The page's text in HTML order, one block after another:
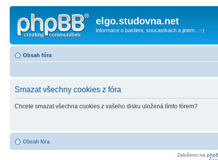
elgo.studovna.net
informace o bastleni, soucastkach a jinem...:-)
Obsah fóra
Smazat všechny cookies z fóra
Chcete smazat všechna cookies z vašeho disku uložená tímto fórem?
Obsah fóra
Založeno na